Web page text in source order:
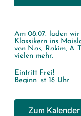
Am 08.07. laden
Klassikern ins
von Nas, Rakim, A
vielen mehr.
Eintritt Frei!
Beginn ist 18 Uhr
Zum